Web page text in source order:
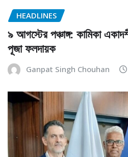
HEADLINES
৯ আগস্টের পঞ্চাঙ্গ: কামিকা
পূজা ফলদায়ক
Ganpat Singh Chouhan